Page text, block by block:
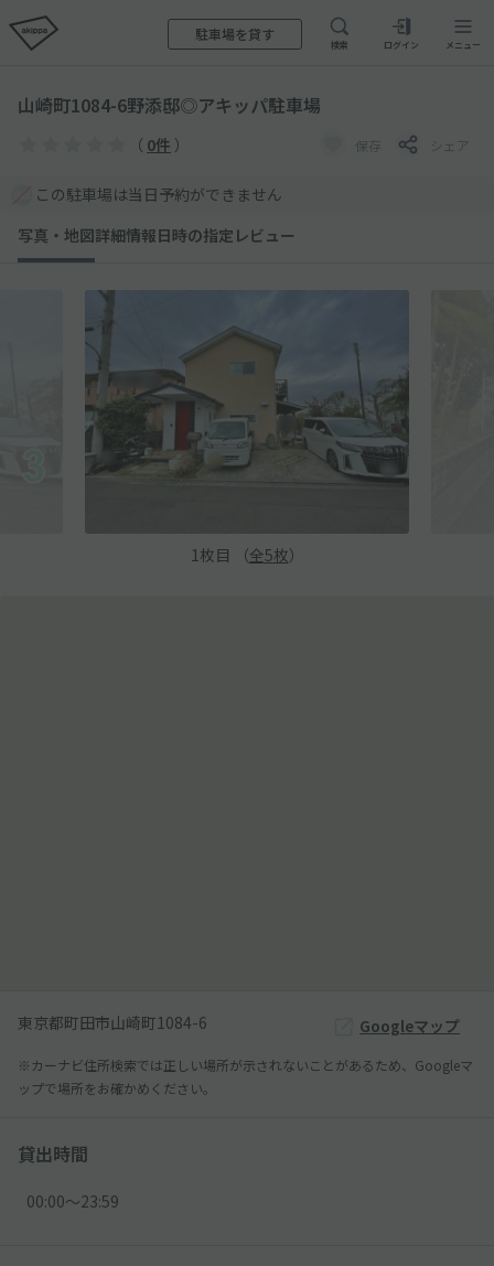
駐車場を貸す
検索 ログイン メニュー
山崎町1084-6野添邸◎アキッパ駐車場
（ 0件 ） 保存 シェア
この駐車場は当日予約ができません
写真・地図詳細情報日時の指定 レビュー
1 枚目 （全5枚）
東京都町田市山崎町1084-6 Googleマップ
※カーナビ住所検索では正しい場所が示されないことがあるため、Googleマ
ップで場所をお確かめください。
貸出時間
00:00〜23:59